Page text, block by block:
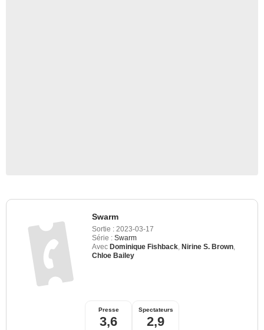
Swarm
Sortie : 2023-03-17
Série : Swarm
Avec Dominique Fishback Nirine S. Brown
Chloe Bailey
Presse
3,6
Spectateurs
2,9